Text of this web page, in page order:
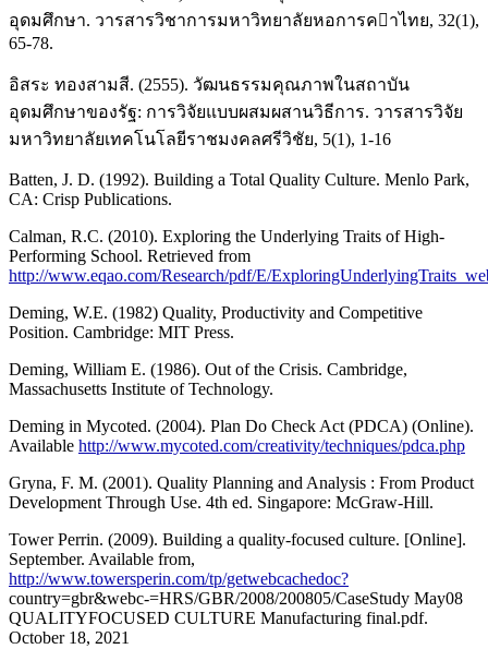
อุดมศึกษา. วารสารวิชาการมหาวิทยาลัยหอการคาไทย, 32(1),
65-78.
อิสระ ทองสามสี. (2555). วัฒนธรรมคุณภาพในสถาบัน
อุดมศึกษาของรัฐ: การวิจัยแบบผสมผสานวิธีการ. วารสารวิจัย
มหาวิทยาลัยเทคโนโลยีราชมงคลศรีวิชัย, 5(1), 1-16
Batten, J. D. (1992). Building a Total Quality Culture. Menlo Park,
CA: Crisp Publications.
Calman, R.C. (2010). Exploring the Underlying Traits of High-
Performing School. Retrieved from
http://www.eqao.com/Research/pdf/E/
Deming, W.E. (1982) Quality, Productivity and Competitive
Position. Cambridge: MIT Press.
Deming, William E. (1986). Out of the Crisis. Cambridge,
Massachusetts Institute of Technology.
Deming in Mycoted. (2004). Plan Do Check Act (PDCA) (Online).
Available http://www.mycoted.com/creativity/techniques/pdca.php
Gryna, F. M. (2001). Quality Planning and Analysis : From Product
Development Through Use. 4th ed. Singapore: McGraw-Hill.
Tower Perrin. (2009). Building a quality-focused culture. [Online].
September. Available from,
http://www.towersperin.com/tp/getwebcachedoc?
country=gbr&webc-=HRS/GBR/2008/200805/CaseStudy May08
QUALITYFOCUSED CULTURE Manufacturing final.pdf.
October 18, 2021